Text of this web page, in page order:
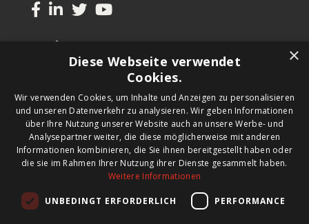
Tanks
Gebrauchte Tanks kaufen
Tank mieten
Tanks verkaufen
Maßgeschneiderter Tank
Newsletter
Schreiben Sie sich für unseren Newsletter ein und wir
informieren Sie über neue Produkte, wichtige
×
Diese Webseite verwendet
Cookies.
Wir verwenden Cookies, um Inhalte und Anzeigen zu personalisieren
und unseren Datenverkehr zu analysieren. Wir geben Informationen
über Ihre Nutzung unserer Website auch an unsere Werbe- und
Analysepartner weiter, die diese möglicherweise mit anderen
Informationen kombinieren, die Sie ihnen bereitgestellt haben oder
die sie im Rahmen Ihrer Nutzung ihrer Dienste gesammelt haben.
Weitere Informationen
UNBEDINGT ERFORDERLICH PERFORMANCE